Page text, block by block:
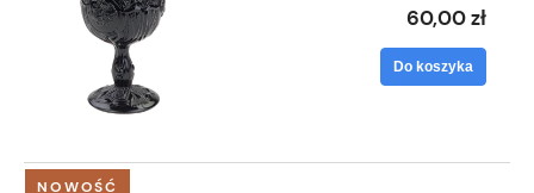
60,00 zł
Do koszyka
NOWOŚĆ